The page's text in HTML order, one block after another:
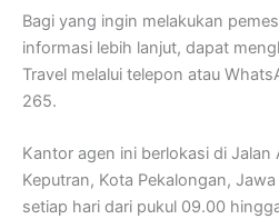
Bagi yang ingin melakukan
informasi lebih lanjut, dapat
Travel melalui telepon atau
265.
Kantor agen ini berlokasi di Jalan
Keputran, Kota Pekalongan,
setiap hari dari pukul 09.00